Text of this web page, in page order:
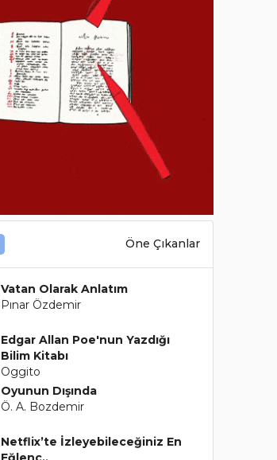
Öne Çıkanlar
Vatan Olarak Anlatım
Pınar Özdemir
Edgar Allan Poe'nun Yazdığı
Bilim Kitabı
Oggito
Oyunun Dışında
Ö. A. Bozdemir
Netflix’te İzleyebileceğiniz En